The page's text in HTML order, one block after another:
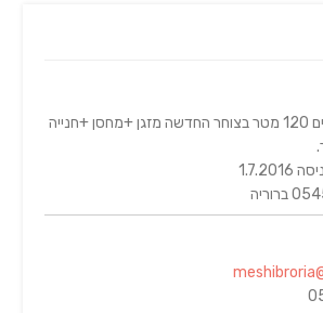
להשכרה בית 6 חדרים 120 מטר בצוחר החדשה מזגן +מחסן +חנייה